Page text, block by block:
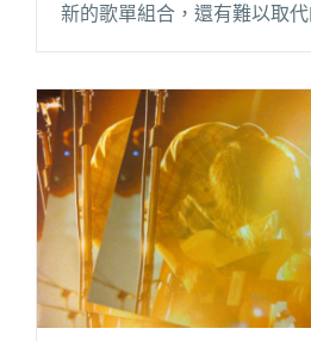
新的歌單組合，還有難以取
成 SSR 禮閱讀全文 "【年度
了！10組KOL的2025獨立新秀